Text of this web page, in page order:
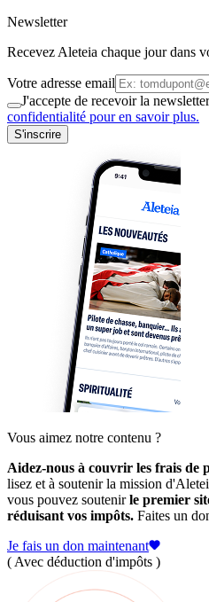
Newsletter
Recevez Aleteia chaque jour dans
Votre adresse email
J'accepte de recevoir la
confidentialité pour en savoir plus.
S'inscrire
Vous aimez notre contenu ?
Aidez-nous à couvrir les frais de
lisez et à soutenir la mission
vous pouvez soutenirle premier
réduisant vos impôts. Faites un
Je fais un don maintenant
( Avec déduction d'impôts )